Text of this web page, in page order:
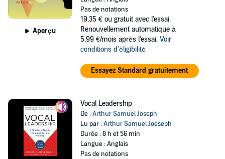
Aperçu
Pas de notations
19,35 € ou gratuit avec l'essai.
Renouvellement automatique à
5,99 €/mois après l'essai. Voir
conditions d'éligibilité
Essayez Standard gratuitement
Vocal Leadership
De :Arthur Samuel Joseph
Lu par :Arthur Samuel Joeseph
Durée : 8 h et 56 min
Langue : Anglais
Pas de notations